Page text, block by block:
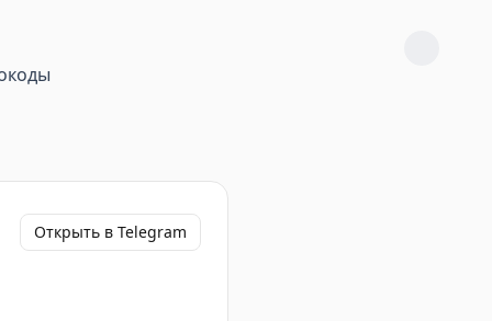
Открыть в Telegram